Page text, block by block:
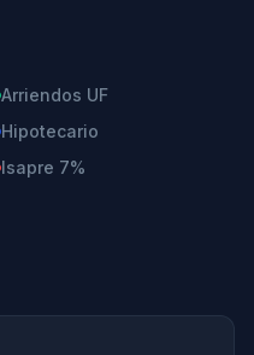
Arriendos UF
Hipotecario
Isapre 7%